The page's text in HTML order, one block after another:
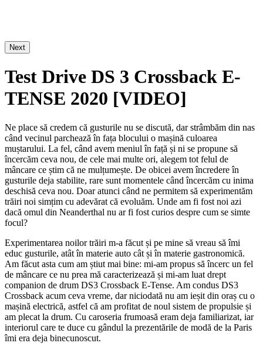
Next
Test Drive DS 3 Crossback E-
TENSE 2020 [VIDEO]
Ne place să credem că gusturile nu se discută, dar strâmbăm din nas
când vecinul parchează în fața blocului o mașină culoarea
muștarului. La fel, când avem meniul în față și ni se propune să
încercăm ceva nou, de cele mai multe ori, alegem tot felul de
mâncare ce știm că ne mulțumește. De obicei avem încredere în
gusturile deja stabilite, rare sunt momentele când încercăm cu inima
deschisă ceva nou. Doar atunci când ne permitem să experimentăm
trăiri noi simțim cu adevărat că evoluăm. Unde am fi fost noi azi
dacă omul din Neanderthal nu ar fi fost curios despre cum se simte
focul?
Experimentarea noilor trăiri m-a făcut și pe mine să vreau să îmi
educ gusturile, atât în materie auto cât și în materie gastronomică.
Am făcut asta cum am știut mai bine: mi-am propus să încerc un fel
de mâncare ce nu prea mă caracterizează și mi-am luat drept
companion de drum DS3 Crossback E-Tense. Am condus DS3
Crossback acum ceva vreme, dar niciodată nu am ieșit din oraș cu o
mașină electrică, astfel că am profitat de noul sistem de propulsie și
am plecat la drum. Cu caroseria frumoasă eram deja familiarizat, iar
interiorul care te duce cu gândul la prezentările de modă de la Paris
îmi era deja binecunoscut.